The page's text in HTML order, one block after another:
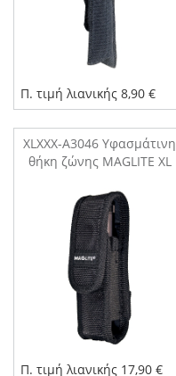
Π. τιμή λιανικής 8,90 €
XLXXX-A3046 Υφασμάτινη
θήκη ζώνης MAGLITE XL
Π. τιμή λιανικής 17,90 €